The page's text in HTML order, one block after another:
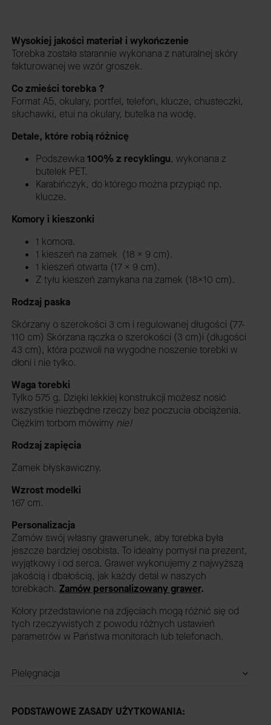
Wysokiej jakości materiał i wykończenie
Torebka została starannie wykonana z naturalnej skóry
fakturowanej we wzór groszek.
Co zmieści torebka ?
Format A5, okulary, portfel, telefon, klucze, chusteczki,
słuchawki, etui na okulary, butelka na wodę.
Detale, które robią różnicę
Podszewka 100% z recyklingu, wykonana z
butelek PET.
Karabińczyk, do którego można przypiąć np.
klucze.
Komory i kieszonki
1 komora.
1 kieszeń na zamek (18 x 9 cm).
1 kieszeń otwarta (17 x 9 cm).
Z tyłu kieszeń zamykana na zamek (18x10 cm).
Rodzaj paska
Skórzany o szerokości 3 cm i regulowanej długości (77-
110 cm) Skórzana rączka o szerokości (3 cm)i (długości
43 cm), która pozwoli na wygodne noszenie torebki w
dłoni i nie tylko.
Waga torebki
Tylko 575 g. Dzięki lekkiej konstrukcji możesz nosić
wszystkie niezbędne rzeczy bez poczucia obciążenia.
Ciężkim torbom mówimy nie!
Rodzaj zapięcia
Zamek błyskawiczny.
Wzrost modelki
167 cm.
Personalizacja
Zamów swój własny grawerunek, aby torebka była
jeszcze bardziej osobista. To idealny pomysł na prezent,
wyjątkowy i od serca. Grawer wykonujemy z najwyższą
jakością i dbałością, jak każdy detal w naszych
torebkach. Zamów personalizowany grawer.
Kolory przedstawione na zdjęciach mogą różnić się od
tych rzeczywistych z powodu różnych ustawień
parametrów w Państwa monitorach lub telefonach.
Pielęgnacja
PODSTAWOWE ZASADY UŻYTKOWANIA: